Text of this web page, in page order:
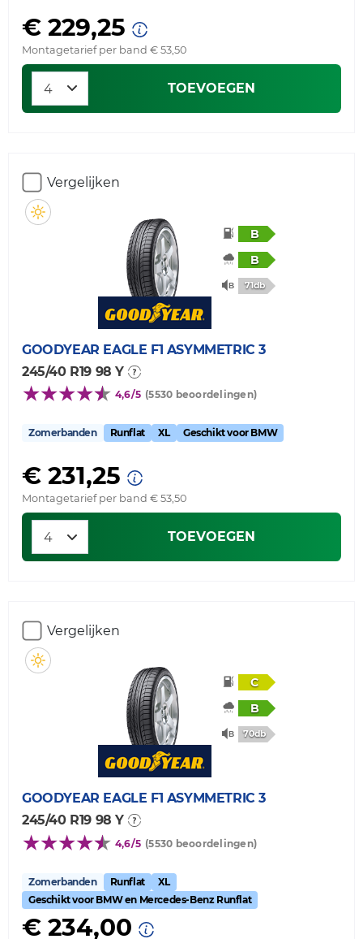
€ 229,25
Montagetarief per band € 53,50
TOEVOEGEN
Vergelijken
B
B
71db
GOODYEAR EAGLE F1 ASYMMETRIC 3
245/40 R19 98 Y
4,6/5 (5530 beoordelingen)
Zomerbanden Runflat XL Geschikt voor BMW
€ 231,25
Montagetarief per band € 53,50
TOEVOEGEN
Vergelijken
C
B
70db
GOODYEAR EAGLE F1 ASYMMETRIC 3
245/40 R19 98 Y
4,6/5 (5530 beoordelingen)
Zomerbanden Runflat
XL
Geschikt voor BMW en Mercedes-Benz Runflat
€ 234,00